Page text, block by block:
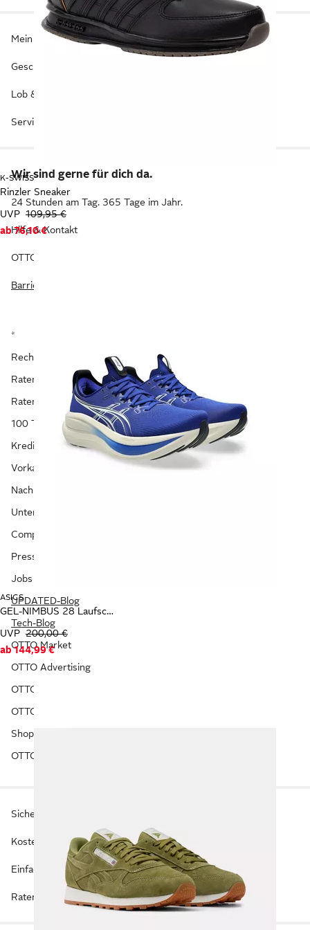
K-SWISS
Rinzler Sneaker
UVP 109,95 €
ab 76,10 €
ASICS
GEL-NIMBUS 28 Laufschuh
UVP 200,00 €
ab 144,99 €
Mein Konto
Geschenkgutscheine
Lob & Kritik
Service
Wir sind gerne für dich da.
24 Stunden am Tag. 365 Tage im Jahr.
Hilfe & Kontakt
OTTO KI-Assistent
Barriere melden
*
Rechnung*
Ratenzahlung**
Ratenschutz-Versicherung**
100 Tage Zahlpause**
Kreditkarte/Debitkarte
Vorkasse
Nachhaltigkeit
Unternehmen
Compliance
Presse
Jobs
UPDATED-Blog
Tech-Blog
OTTO Market
OTTO Advertising
OTTO Payments
OTTO Affiliate
Shopping&more
OTTO FinanzPlus
Sicherer Kauf auf Rechnung*
Kostenlose Rücksendung
Einfache Ratenzahlung**
Ratenschutz-Versicherung**